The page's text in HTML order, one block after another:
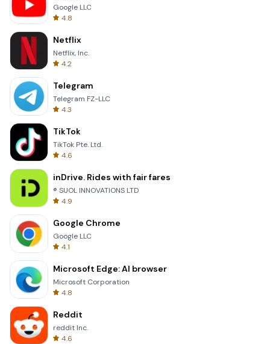
Google LLC
4.8
Netflix
Netflix, Inc.
4.2
Telegram
Telegram FZ-LLC
4.3
TikTok
TikTok Pte. Ltd.
4.6
inDrive. Rides with fair fares
® SUOL INNOVATIONS LTD
4.9
Google Chrome
Google LLC
4.1
Microsoft Edge: AI browser
Microsoft Corporation
4.8
Reddit
reddit Inc.
4.6